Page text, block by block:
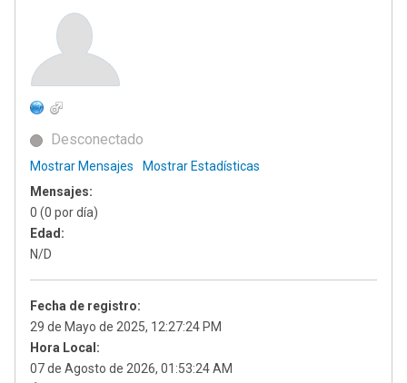
Desconectado
Mostrar Mensajes
Mostrar Estadísticas
Mensajes:
0 (0 por día)
Edad:
N/D
Fecha de registro:
29 de Mayo de 2025, 12:27:24 PM
Hora Local:
07 de Agosto de 2026, 01:53:24 AM